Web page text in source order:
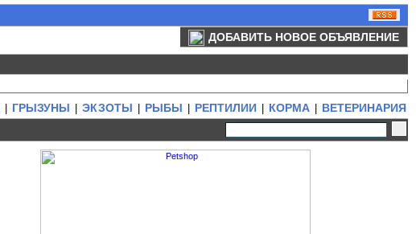
ДОБАВИТЬ НОВОЕ ОБЪЯВЛЕНИЕ
ГРЫЗУНЫ ЭКЗОТЫ РЫБЫ РЕПТИЛИИ КОРМА
ВЕТЕРИНАРИЯ